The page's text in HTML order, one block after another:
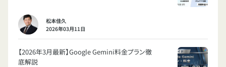
松本佳久
2026年03月11日
【2026年3月最新】Google Gemini料金プラン徹
底解説